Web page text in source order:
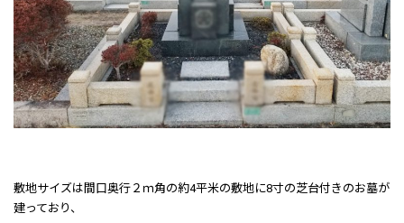
敷地サイズは間口奥行２ｍ角の約4平米の敷地に8寸の芝台付きのお墓が
建っており、